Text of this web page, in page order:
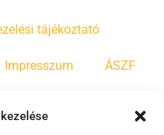
tájékoztató
Impresszum ÁSZF